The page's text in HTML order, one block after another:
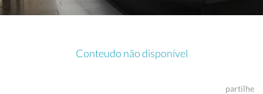
Conteudo não disponível
partilhe